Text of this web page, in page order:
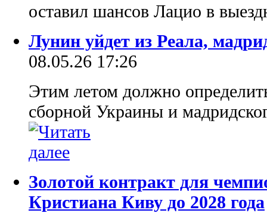
оставил шансов Лацио в
Лунин уйдет из Реала,
08.05.26 17:26
Этим летом должно
сборной Украины и
Золотой контракт для
Кристиана Киву до 2028 года